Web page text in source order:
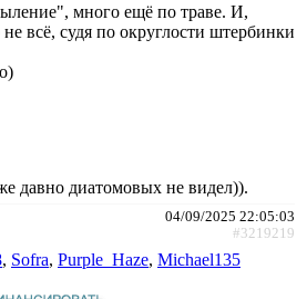
много ещё по траве. И,
всё, судя по округлости штербинки
давно диатомовых не видел)).
04/09/2025 22:05:03
#3219219
, Sofra, Purple_Haze, Michael135